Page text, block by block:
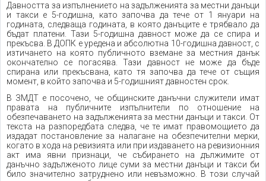
Давността за изпълнението на задълженията за местни данъци
и такси е 5-годишна, като започва да тече от 1 януари на
годината, следваща годината, в която данъците е трябвало да
бъдат платени. Тази 5-годишна давност може да се спира и
прекъсва. В ДОПК е уредена и абсолютна 10-годишна давност, с
изтичането на която публичното вземане за местния данък
окончателно се погасява. Тази давност не може да бъде
спирана или прекъсвана, като тя започва да тече от същия
момент, в който започва и 5-годишният давностен срок.
В ЗМДТ е посочено, че общинските данъчни служители имат
правата на публичните изпълнители по отношение на
обезпечаването на задълженията за местни данъци и такси. От
текста на разпоредбата следва, че те имат правомощието да
издадат постановление за налагане на обезпечителни мерки,
когато в хода на ревизията или при издаването на ревизионния
акт има явни признаци, че събирането на дължимите от
данъчно задълженото лице суми за местни данъци и такси би
било значително затруднено или невъзможно. В този случай